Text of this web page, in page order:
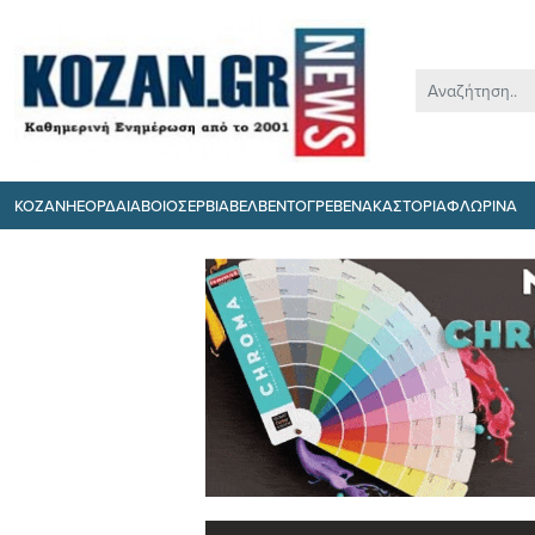
ΚΟΖΑΝΗΕΟΡΔΑΙΑΒΟΙΟΣΕΡΒΙΑΒΕΛΒΕΝΤΟΓΡΕΒΕΝΑΚΑΣΤΟΡΙΑΦΛΩΡΙΝΑ